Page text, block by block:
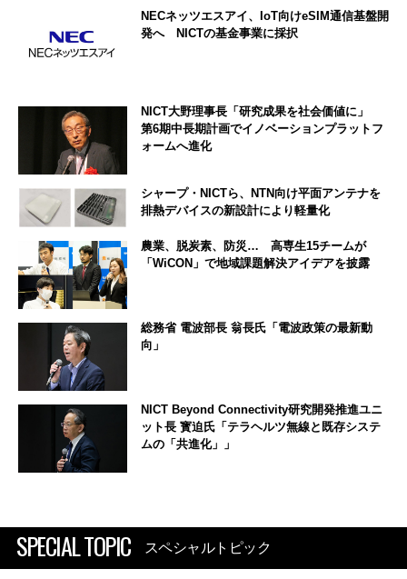
NECネッツエスアイ、IoT向けeSIM通信基盤開
発へ NICTの基金事業に採択
NICT大野理事長「研究成果を社会価値に」
第6期中長期計画でイノベーションプラットフ
ォームへ進化
シャープ・NICTら、NTN向け平面アンテナを
排熱デバイスの新設計により軽量化
農業、脱炭素、防災… 高専生15チームが
「WiCON」で地域課題解決アイデアを披露
総務省 電波部長 翁長氏「電波政策の最新動
向」
NICT Beyond Connectivity研究開発推進ユニ
ット長 寳迫氏「テラヘルツ無線と既存システ
ムの「共進化」」
SPECIAL TOPIC スペシャルトピック